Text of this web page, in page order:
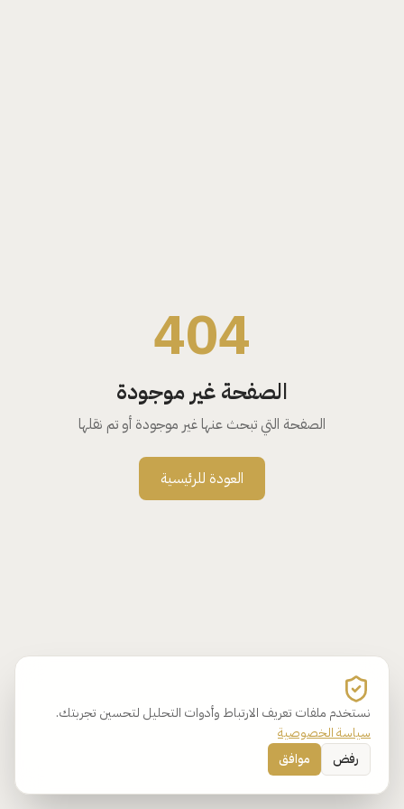
نستخدم ملفات تعريف الارتباط وأدوات التحليل لتحسين تجربتك.
سياسة الخصوصية
رفض
موافق
404
الصفحة غير موجودة
الصفحة التي تبحث عنها غير موجودة أو تم نقلها
العودة للرئيسية